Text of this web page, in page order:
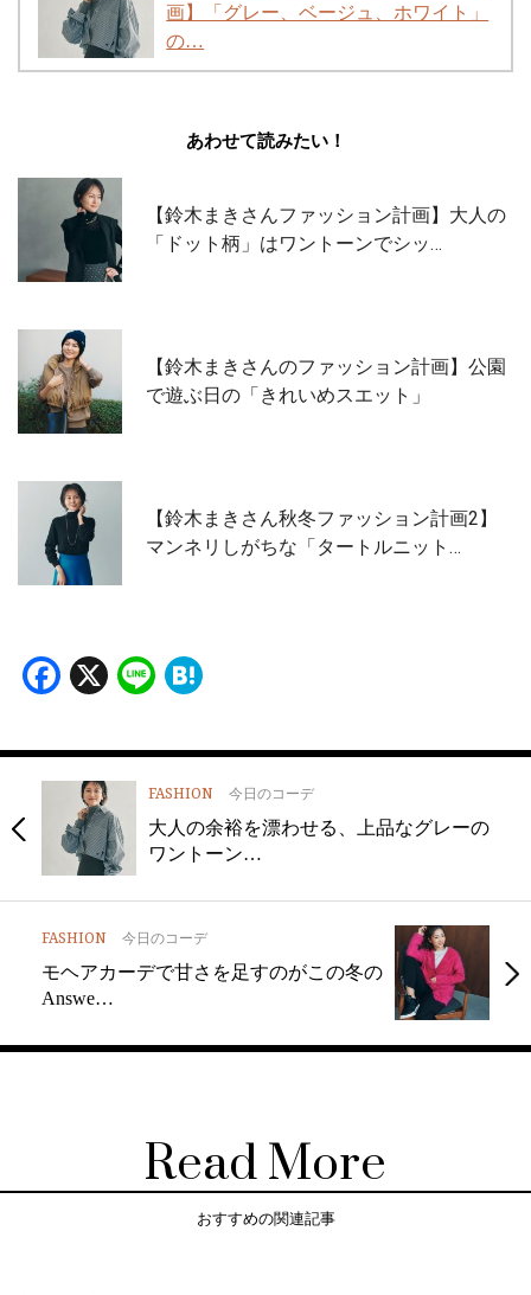
画】「グレー、ベージュ、ホワイト」
の…
あわせて読みたい！
【鈴木まきさんファッション計画】大人の
「ドット柄」はワントーンでシッ…
【鈴木まきさんのファッション計画】公園
で遊ぶ日の「きれいめスエット」
【鈴木まきさん秋冬ファッション計画2】
マンネリしがちな「タートルニット…
Facebook
X Line
FASHION 今日のコーデ
大人の余裕を漂わせる、上品なグレーの
ワントーン…
FASHION 今日のコーデ
モヘアカーデで甘さを足すのがこの冬の
Answe…
Read More
おすすめの関連記事